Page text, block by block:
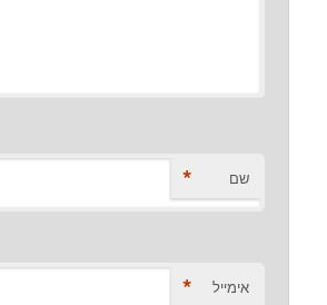
שם *
אימייל *